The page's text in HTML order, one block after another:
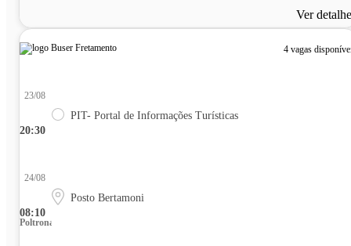
Ver
4 vagas
20:30
23/08
PIT- Portal de Informações Turísticas
08:10
24/08
Posto Bertamoni
Poltrona